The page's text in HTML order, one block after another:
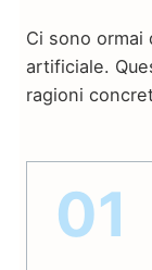
Ci sono ormai
artificiale.
ragioni
01